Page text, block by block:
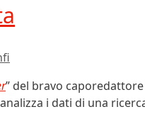
” del bravo
i dati di una